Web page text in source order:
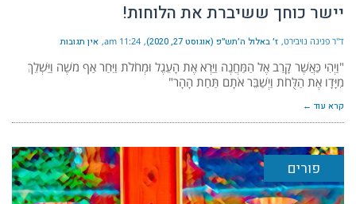
יישר כוחך ששיברת את הלוחות!
ד"ר פנינה נויבירט ז׳ באלול ה׳תש״פ (אוגוסט 27, 2020) 11:24 am אין תגובות
"וַיְהִי כַּאֲשֶׁר קָרַב אֶל הַמַּחֲנֶה וַיַּרְא אֶת הָעֵגֶל וּמְחֹלֹת וַיִּחַר אַף משֶׁה וַיַּשְׁלֵךְ
מִיָּדָו אֶת הַלֻּחֹת וַיְשַׁבֵּר אֹתָם תַּחַת הָהָר"
קרא עוד ←
פורים